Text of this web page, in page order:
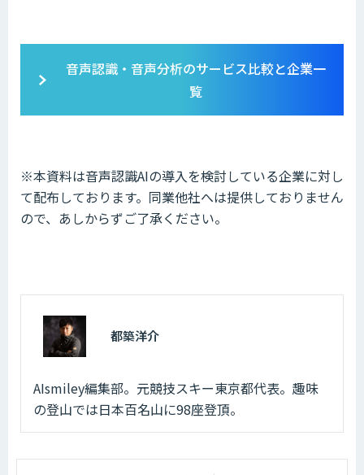
音声認識・音声分析のサービス比較と企業一
覧
※本資料は音声認識AIの導入を検討している企業に対し
て配布しております。同業他社へは提供しておりません
ので、あしからずご了承ください。
都築洋介
AIsmiley編集部。元競技スキー東京都代表。趣味
の登山では日本百名山に98座登頂。